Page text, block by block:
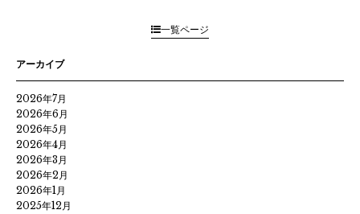
一覧ページ
アーカイブ
2026年7月
2026年6月
2026年5月
2026年4月
2026年3月
2026年2月
2026年1月
2025年12月